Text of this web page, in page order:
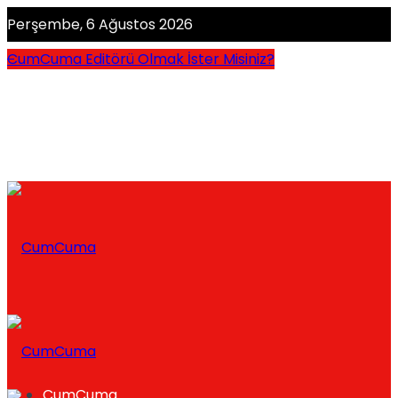
Perşembe, 6 Ağustos 2026
CumCuma Editörü Olmak İster Misiniz?